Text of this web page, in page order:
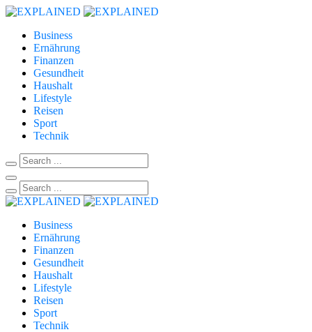
Business
Ernährung
Finanzen
Gesundheit
Haushalt
Lifestyle
Reisen
Sport
Technik
Business
Ernährung
Finanzen
Gesundheit
Haushalt
Lifestyle
Reisen
Sport
Technik